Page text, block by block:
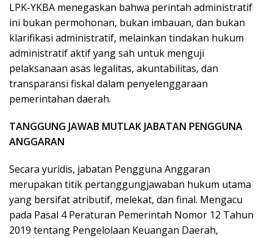
LPK-YKBA menegaskan bahwa perintah administratif
ini bukan permohonan, bukan imbauan, dan bukan
klarifikasi administratif, melainkan tindakan hukum
administratif aktif yang sah untuk menguji
pelaksanaan asas legalitas, akuntabilitas, dan
transparansi fiskal dalam penyelenggaraan
pemerintahan daerah.
TANGGUNG JAWAB MUTLAK JABATAN PENGGUNA
ANGGARAN
Secara yuridis, jabatan Pengguna Anggaran
merupakan titik pertanggungjawaban hukum utama
yang bersifat atributif, melekat, dan final. Mengacu
pada Pasal 4 Peraturan Pemerintah Nomor 12 Tahun
2019 tentang Pengelolaan Keuangan Daerah,